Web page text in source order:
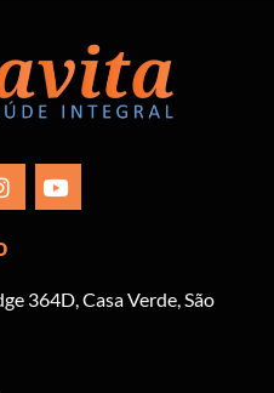
364D, Casa Verde, São